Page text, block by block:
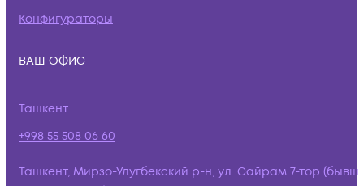
Конфигураторы
ВАШ ОФИС
Ташкент
+998 55 508 06 60
Ташкент, Мирзо-Улугбекский р-н, ул. Сайрам 7-тор (бывш.